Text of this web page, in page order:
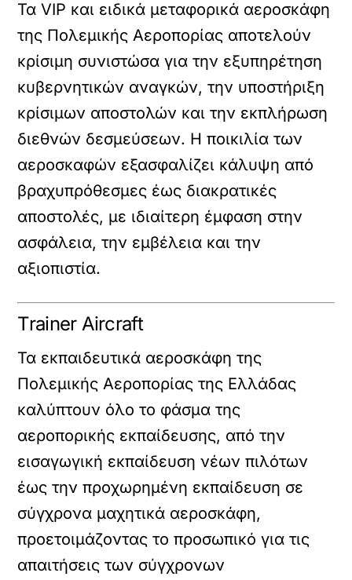
Τα VIP και ειδικά μεταφορικά αεροσκάφη
της Πολεμικής Αεροπορίας αποτελούν
κρίσιμη συνιστώσα για την εξυπηρέτηση
κυβερνητικών αναγκών, την υποστήριξη
κρίσιμων αποστολών και την εκπλήρωση
διεθνών δεσμεύσεων. Η ποικιλία των
αεροσκαφών εξασφαλίζει κάλυψη από
βραχυπρόθεσμες έως διακρατικές
αποστολές, με ιδιαίτερη έμφαση στην
ασφάλεια, την εμβέλεια και την
αξιοπιστία.
Trainer Aircraft
Τα εκπαιδευτικά αεροσκάφη της
Πολεμικής Αεροπορίας της Ελλάδας
καλύπτουν όλο το φάσμα της
αεροπορικής εκπαίδευσης, από την
εισαγωγική εκπαίδευση νέων πιλότων
έως την προχωρημένη εκπαίδευση σε
σύγχρονα μαχητικά αεροσκάφη,
προετοιμάζοντας το προσωπικό για τις
απαιτήσεις των σύγχρονων